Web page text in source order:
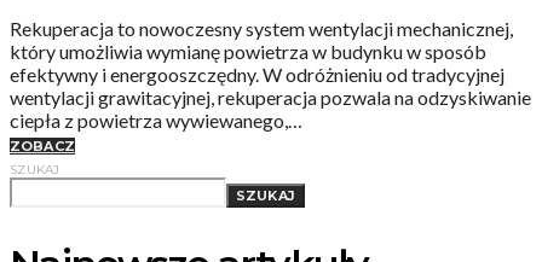
Rekuperacja to nowoczesny system wentylacji mechanicznej,
który umożliwia wymianę powietrza w budynku w sposób
efektywny i energooszczędny. W odróżnieniu od tradycyjnej
wentylacji grawitacyjnej, rekuperacja pozwala na odzyskiwanie
ciepła z powietrza wywiewanego,…
ZOBACZ
SZUKAJ
SZUKAJ